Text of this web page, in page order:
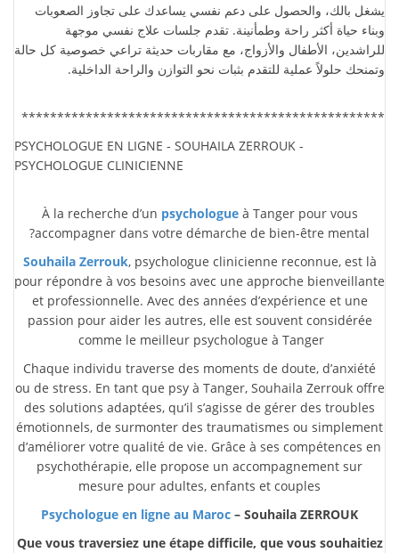
يشغل بالك، والحصول على دعم نفسي يساعدك على تجاوز الصعوبات
وبناء حياة أكثر راحة وطمأنينة. تقدم جلسات علاج نفسي موجهة
للراشدين، الأطفال والأزواج، مع مقاربات حديثة تراعي خصوصية كل حالة
وتمنحك حلولاً عملية للتقدم بثبات نحو التوازن والراحة الداخلية.
***************************************************
PSYCHOLOGUE EN LIGNE - SOUHAILA ZERROUK -
PSYCHOLOGUE CLINICIENNE
À la recherche d’un psychologueà Tanger pour vous
accompagner dans votre démarche de bien-être mental?
Souhaila Zerrouk, psychologue clinicienne reconnue, est là
pour répondre à vos besoins avec une approche bienveillante
et professionnelle. Avec des années d’expérience et une
passion pour aider les autres, elle est souvent considérée
comme le meilleur psychologue à Tanger
Chaque individu traverse des moments de doute, d’anxiété
ou de stress. En tant que psy à Tanger, Souhaila Zerrouk offre
des solutions adaptées, qu’il s’agisse de gérer des troubles
émotionnels, de surmonter des traumatismes ou simplement
d’améliorer votre qualité de vie. Grâce à ses compétences en
psychothérapie, elle propose un accompagnement sur
mesure pour adultes, enfants et couples
Psychologue en ligne au Maroc – Souhaila ZERROUK
Que vous traversiez une étape difficile, que vous souhaitiez